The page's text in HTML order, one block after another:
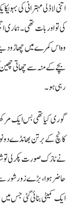
اتنی لاڈلی مہترانی کی
کی تو اور بات تھی۔ ہماری
وہ اس کمرے میں چھاڑو
بچے کے منہ سے چھاتی چھین
رہی ہو۔
گوری کیا تھی بس ایک مرکھنا
کانچ کے برتن بھانڈے
نے نازک صورت پکر لی تو
حاضر ہوا، بڑے زور شور
ایک کمیٹی بنائی گئی جس